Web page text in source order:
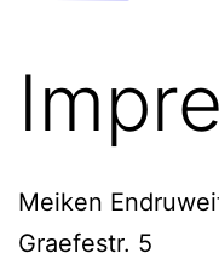
Meiken
Graefestr. 5